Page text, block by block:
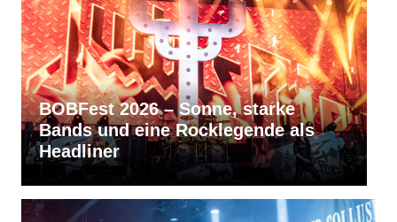
RVBang Festival 2026 – Balingen
bleibt die Metal-Hochburg des
Südens